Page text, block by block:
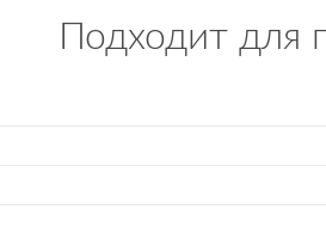
Подходит для